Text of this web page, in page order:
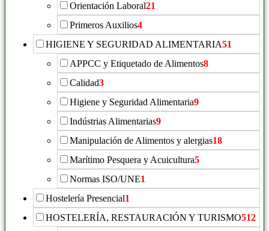
Orientación Laboral21
Primeros Auxilios4
HIGIENE Y SEGURIDAD ALIMENTARIA51
APPCC y Etiquetado de Alimentos8
Calidad3
Higiene y Seguridad Alimentaria9
Indústrias Alimentarias9
Manipulación de Alimentos y alergias18
Marítimo Pesquera y Acuicultura5
Normas ISO/UNE1
Hostelería Presencial1
HOSTELERÍA, RESTAURACIÓN Y TURISMO512